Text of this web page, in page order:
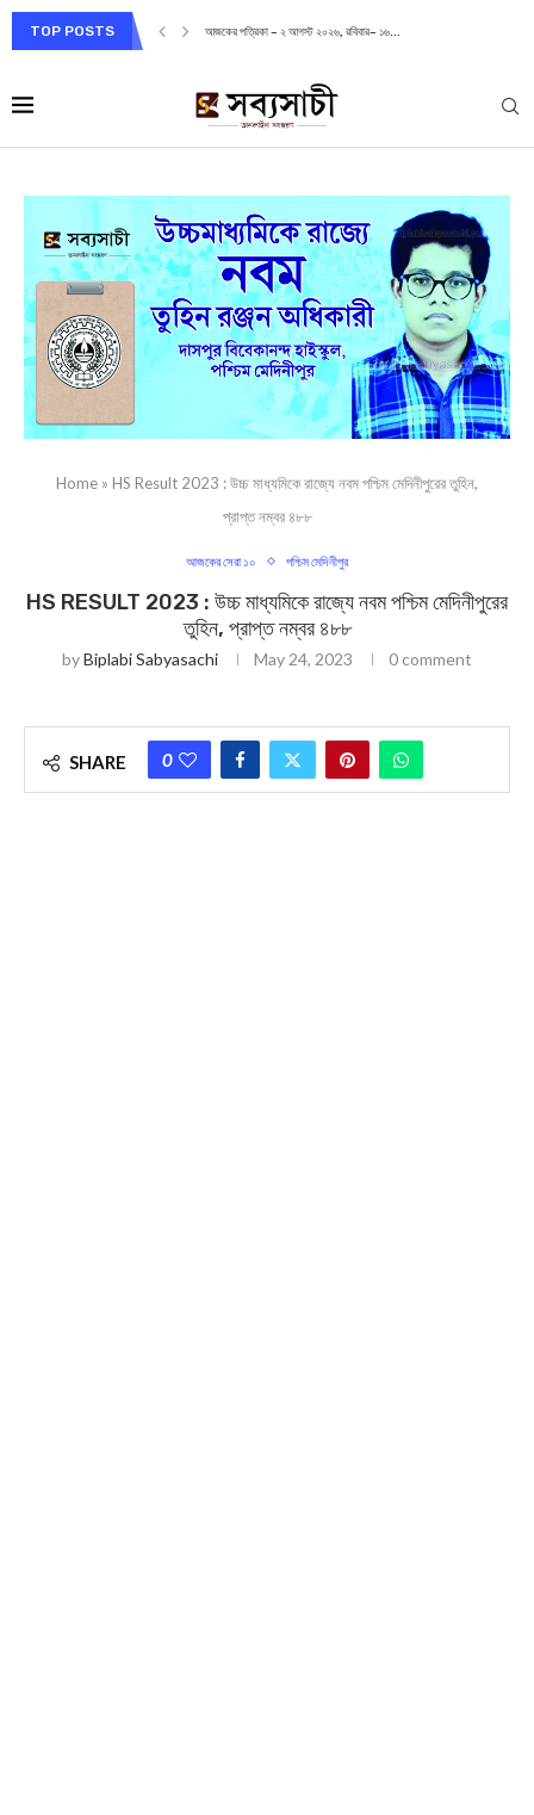
TOP POSTS আজকের পত্রিকা – ২ আগস্ট ২০২৬, রবিবার– ১৬...
Home » HS Result 2023 : উচ্চ মাধ্যমিকে র‍াজ্যে নবম পশ্চিম মেদিনীপুরের তুহিন,
প্রাপ্ত নম্বর ৪৮৮
আজকের সেরা ১০ পশ্চিম মেদিনীপুর
HS RESULT 2023 : উচ্চ মাধ্যমিকে র‍াজ্যে নবম পশ্চিম মেদিনীপুরের
তুহিন, প্রাপ্ত নম্বর ৪৮৮
byBiplabi Sabyasachi May 24, 2023 0 comment
SHARE 0